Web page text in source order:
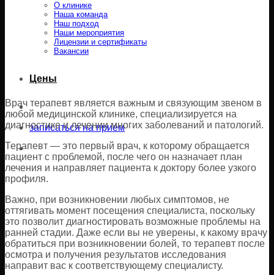
О клинике
Наша команда
Наш подход
Наши мероприятия
Лицензии и сертификаты
Вакансии
Цены
записаться на прием
Врач терапевт является важным и связующим звеном в
любой медицинской клинике, специализируется на
диагностике и лечении многих заболеваний и патологий.
Терапевт — это первый врач, к которому обращается
пациент с проблемой, после чего он назначает план
лечения и направляет пациента к доктору более узкого
профиля.
Важно, при возникновении любых симптомов, не
оттягивать момент посещения специалиста, поскольку
это позволит диагностировать возможные проблемы на
ранней стадии. Даже если вы не уверены, к какому врачу
обратиться при возникновении болей, то терапевт после
осмотра и получения результатов исследования
направит вас к соответствующему специалисту.